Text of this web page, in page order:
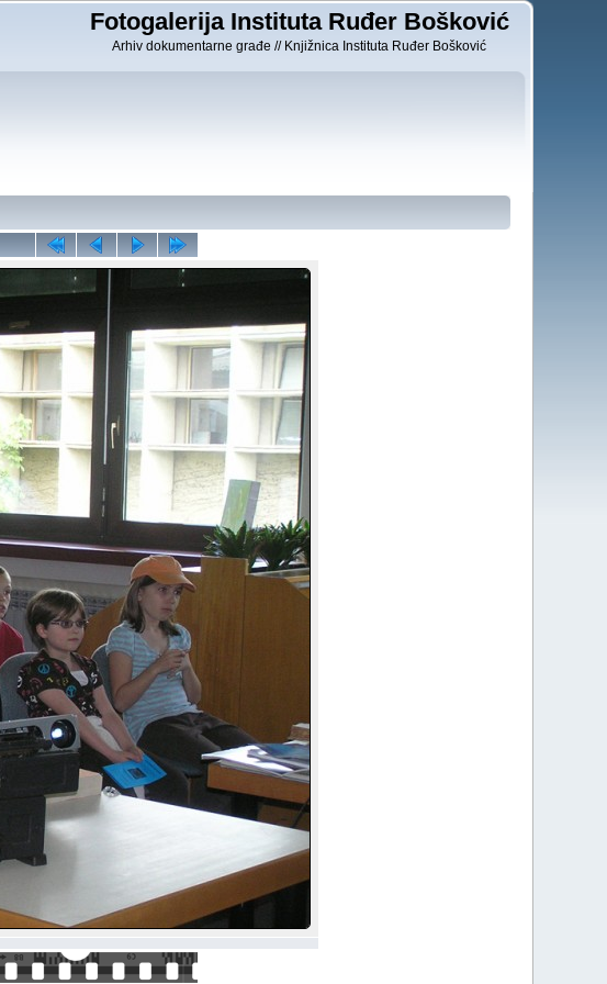
Fotogalerija Instituta Ruđer Bošković
Arhiv dokumentarne građe // Knjižnica Instituta Ruđer Bošković